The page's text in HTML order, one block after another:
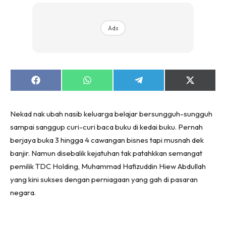
Ads
Share
on
Share
on
Share
on
Share
on
Nekad nak ubah nasib keluarga belajar bersungguh-sungguh
sampai sanggup curi-curi baca buku di kedai buku. Pernah
berjaya buka 3 hingga 4 cawangan bisnes tapi musnah dek
banjir. Namun disebalik kejatuhan tak patahkkan semangat
pemilik TDC Holding, Muhammad Hafizuddin Hiew Abdullah
yang kini sukses dengan perniagaan yang gah di pasaran
negara.